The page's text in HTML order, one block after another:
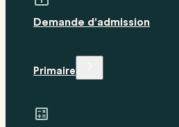
Demande d'admission
Primaire